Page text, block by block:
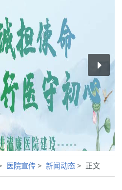
医院宣传 > 新闻动态 > 正文